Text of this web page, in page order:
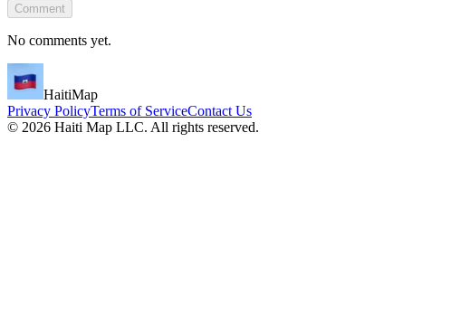
Comment
No comments yet.
HaitiMap
Privacy PolicyTerms of ServiceContact Us
© 2026 Haiti Map LLC. All rights reserved.